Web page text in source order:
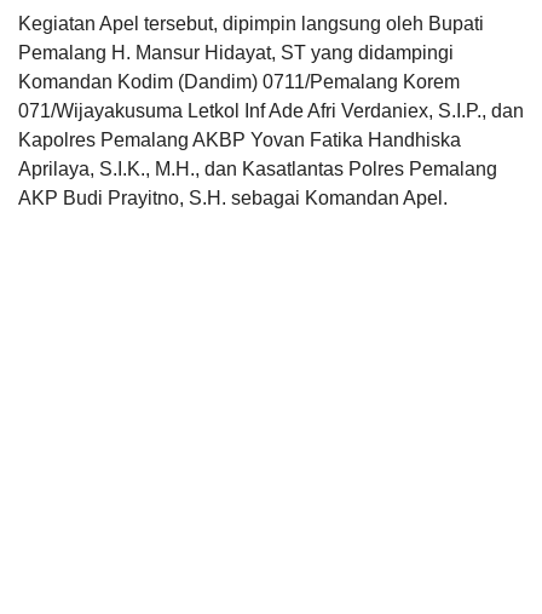
Kegiatan Apel tersebut, dipimpin langsung oleh Bupati
Pemalang H. Mansur Hidayat, ST yang didampingi
Komandan Kodim (Dandim) 0711/Pemalang Korem
071/Wijayakusuma Letkol Inf Ade Afri Verdaniex, S.I.P., dan
Kapolres Pemalang AKBP Yovan Fatika Handhiska
Aprilaya, S.I.K., M.H., dan Kasatlantas Polres Pemalang
AKP Budi Prayitno, S.H. sebagai Komandan Apel.